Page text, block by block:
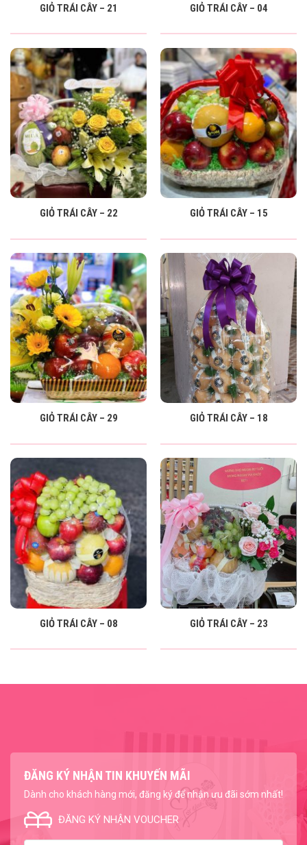
GIỎ TRÁI CÂY – 21 GIỎ TRÁI CÂY – 04
GIỎ TRÁI CÂY – 22 GIỎ TRÁI CÂY – 15
GIỎ TRÁI CÂY – 29 GIỎ TRÁI CÂY – 18
GIỎ TRÁI CÂY – 08 GIỎ TRÁI CÂY – 23
ĐĂNG KÝ NHẬN TIN KHUYẾN MÃI
Dành cho khách hàng mới, đăng ký để nhận ưu đãi sớm nhất!
ĐĂNG KÝ NHẬN VOUCHER